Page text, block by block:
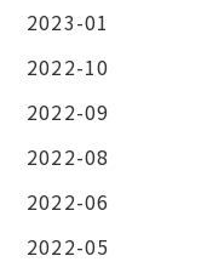
2023-01
2022-10
2022-09
2022-08
2022-06
2022-05